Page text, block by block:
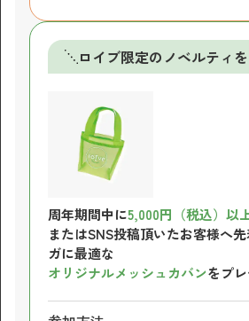
ロイブ限定のノベルティを
周年期間中に5,000円（税込）以
またはSNS投稿頂いたお客様へ
ガに最適な
オリジナルメッシュカバンをプ